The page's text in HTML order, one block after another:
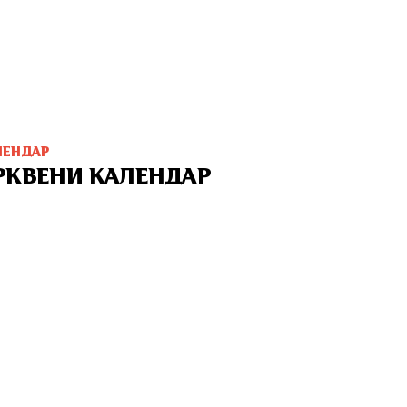
КАЛЕНДАР